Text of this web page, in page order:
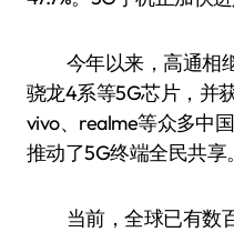
今年以来，高通相
骁龙4系等5G芯片，并
vivo、realme等众多中
推动了5G终端全民共享。
当前，全球已有数